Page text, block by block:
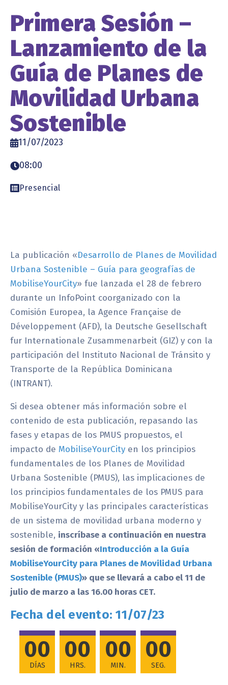
Primera Sesión –
Lanzamiento de la
Guía de Planes de
Movilidad Urbana
Sostenible
11/07/2023
08:00
Presencial
La publicación «Desarrollo de Planes de Movilidad
Urbana Sostenible – Guía para geografías de
MobiliseYourCity» fue lanzada el 28 de febrero
durante un InfoPoint coorganizado con la
Comisión Europea, la Agence Française de
Développement (AFD), la Deutsche Gesellschaft
fur Internationale Zusammenarbeit (GIZ) y con la
participación del Instituto Nacional de Tránsito y
Transporte de la República Dominicana
(INTRANT).
Si desea obtener más información sobre el
contenido de esta publicación, repasando las
fases y etapas de los PMUS propuestos, el
impacto de MobiliseYourCity en los principios
fundamentales de los Planes de Movilidad
Urbana Sostenible (PMUS), las implicaciones de
los principios fundamentales de los PMUS para
MobiliseYourCity y las principales características
de un sistema de movilidad urbana moderno y
sostenible, inscríbase a continuación en nuestra
sesión de formación «Introducción a la Guía
MobiliseYourCity para Planes de Movilidad Urbana
Sostenible (PMUS)» que se llevará a cabo el 11 de
julio de marzo a las 16.00 horas CET.
Fecha del evento: 11/07/23
00
DÍAS
00
HRS.
00
MIN.
00
SEG.